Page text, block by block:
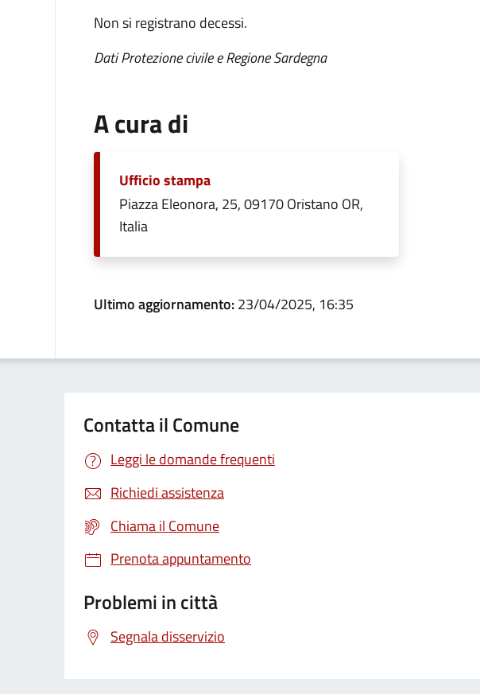
Non si registrano decessi.
Dati Protezione civile e Regione Sardegna
A cura di
Ufficio stampa
Piazza Eleonora, 25, 09170 Oristano OR,
Italia
Ultimo aggiornamento:23/04/2025, 16:35
Contatta il Comune
Leggi le domande frequenti
Richiedi assistenza
Chiama il Comune
Prenota appuntamento
Problemi in città
Segnala disservizio